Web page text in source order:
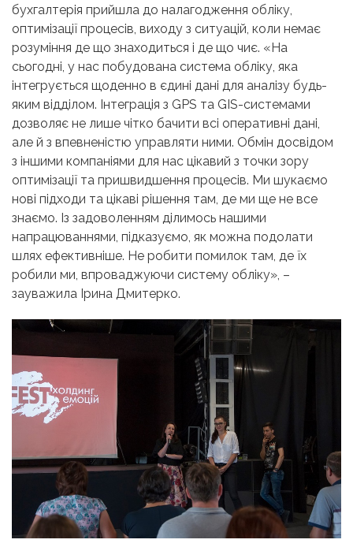
бухгалтерія прийшла до налагодження обліку,
оптимізації процесів, виходу з ситуацій, коли немає
розуміння де що знаходиться і де що чиє. «На
сьогодні, у нас побудована система обліку, яка
інтегрується щоденно в єдині дані для аналізу будь-
яким відділом. Інтеграція з GPS та GIS-системами
дозволяє не лише чітко бачити всі оперативні дані,
але й з впевненістю управляти ними. Обмін досвідом
з іншими компаніями для нас цікавий з точки зору
оптимізації та пришвидшення процесів. Ми шукаємо
нові підходи та цікаві рішення там, де ми ще не все
знаємо. Із задоволенням ділимось нашими
напрацюваннями, підказуємо, як можна подолати
шлях ефективніше. Не робити помилок там, де їх
робили ми, впроваджуючи систему обліку», –
зауважила Ірина Дмитерко.